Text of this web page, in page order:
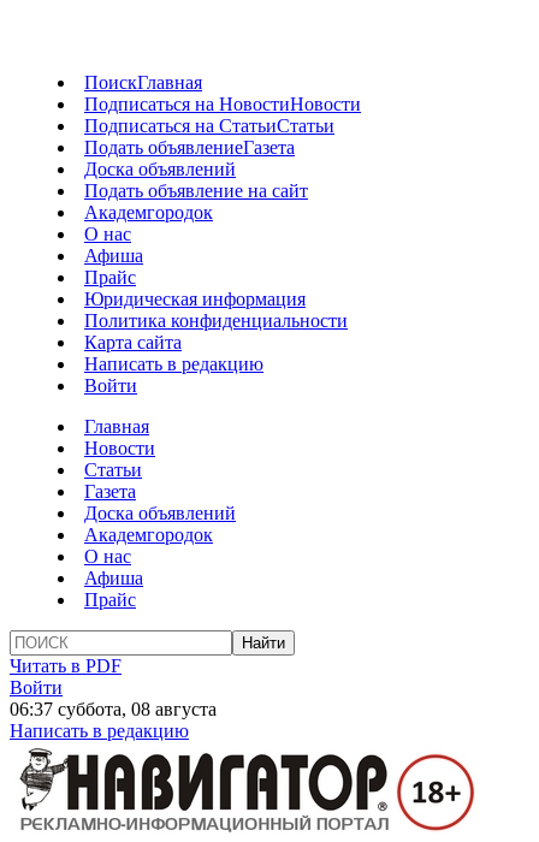
ПоискГлавная
Подписаться на НовостиНовости
Подписаться на СтатьиСтатьи
Подать объявлениеГазета
Доска объявлений
Подать объявление на сайт
Академгородок
О нас
Афиша
Прайс
Юридическая информация
Политика конфиденциальности
Карта сайта
Написать в редакцию
Войти
Главная
Новости
Статьи
Газета
Доска объявлений
Академгородок
О нас
Афиша
Прайс
Читать в PDF
Войти
06:37 суббота, 08 августа
Написать в редакцию